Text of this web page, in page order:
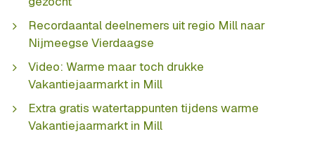
Recordaantal deelnemers uit regio Mill naar
Nijmeegse Vierdaagse
Video: Warme maar toch drukke
Vakantiejaarmarkt in Mill
Extra gratis watertappunten tijdens warme
Vakantiejaarmarkt in Mill